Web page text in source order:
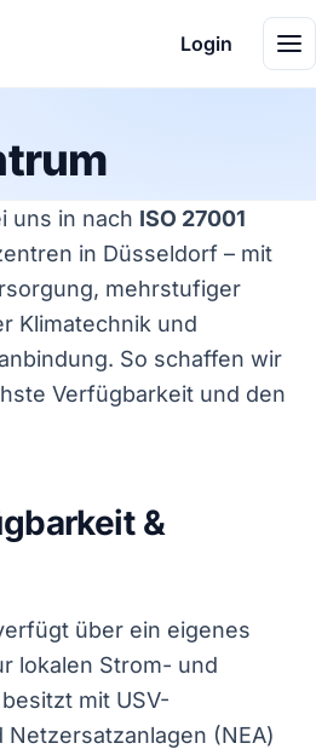
Login
uns in nach ISO 27001
in Düsseldorf – mit
mehrstufiger
Klimatechnik und
So schaffen wir
Verfügbarkeit und den
&
über ein eigenes
lokalen Strom- und
mit USV-
(NEA)